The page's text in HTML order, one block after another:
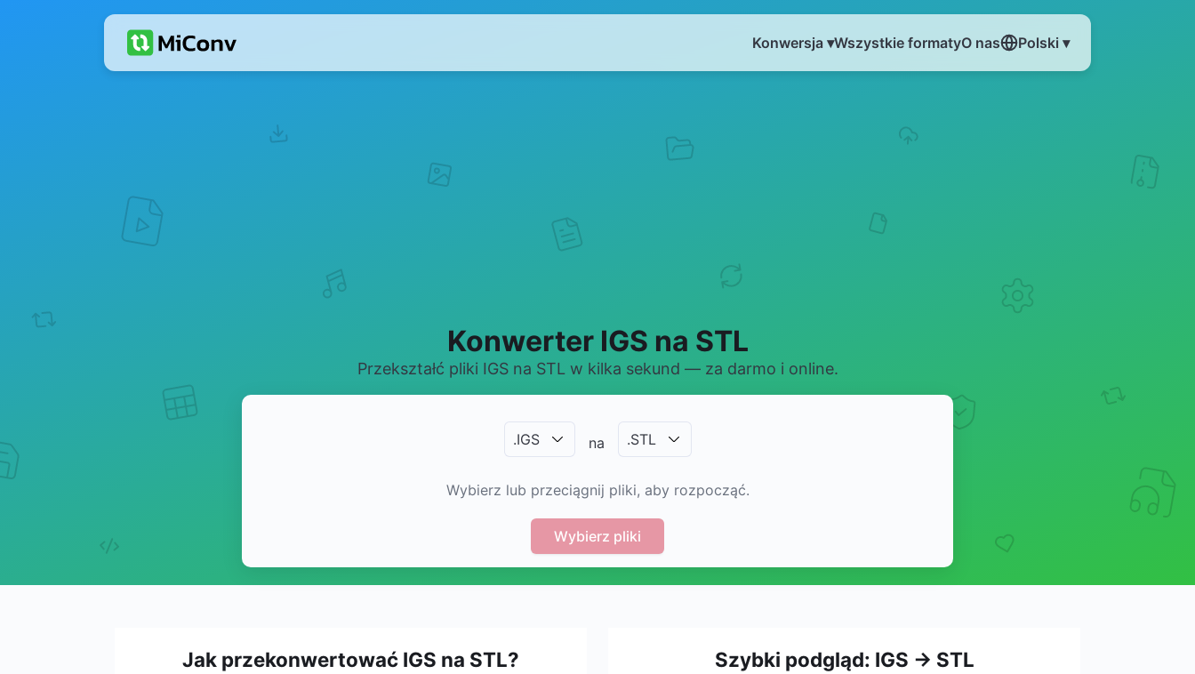
Konwersja ▾Wszystkie formatyO nas Polski ▾
Konwerter IGS na STL
Przekształć pliki IGS na STL w kilka sekund — za darmo i online.
.IGS na .STL
Wybierz lub przeciągnij pliki, aby rozpocząć.
Wybierz pliki
Jak przekonwertować IGS na STL? Szybki podgląd: IGS → STL